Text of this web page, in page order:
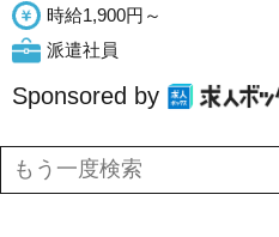
時給1,900円～
派遣社員
Sponsored by